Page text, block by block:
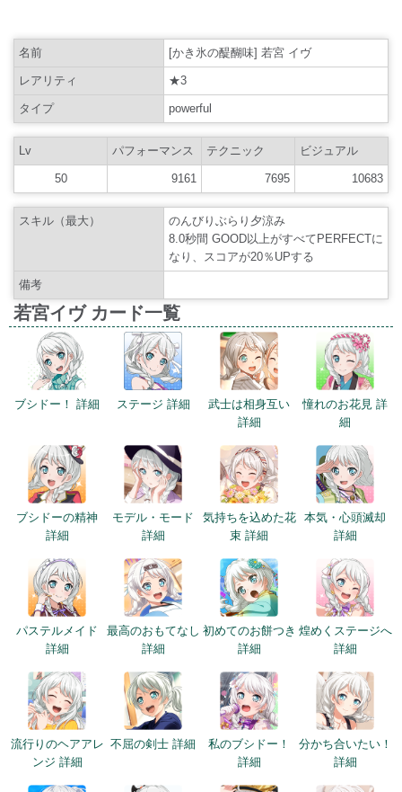
名前 [かき氷の醍醐味] 若宮 イヴ
レアリティ ★3
タイプ powerful
Lv パフォーマンス テクニック ビジュアル
50 9161 7695 10683
スキル（最大）
のんびりぶらり夕涼み
8.0秒間 GOOD以上がすべてPERFECTに
なり、スコアが20％UPする
備考
若宮イヴ カード一覧
ブシドー！ 詳細 ステージ 詳細
武士は相身互い
詳細
憧れのお花見 詳
細
ブシドーの精神
詳細
モデル・モード
詳細
気持ちを込めた花
束 詳細
本気・心頭滅却
詳細
パステルメイド
詳細
最高のおもてなし
詳細
初めてのお餅つき
詳細
煌めくステージへ
詳細
流行りのヘアアレ
ンジ 詳細
不屈の剣士 詳細
私のブシドー！
詳細
分かち合いたい！
詳細